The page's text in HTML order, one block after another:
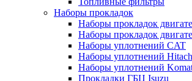
Наборы прокладок
Наборы прокладок
Наборы прокладок
Наборы уплотнений CAT
Наборы уплотнений
Наборы уплотнений
Прокладки ГБЦ Isuzu